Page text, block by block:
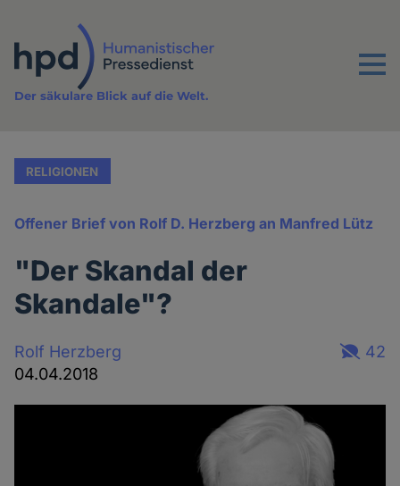
Inhalt
Menu
Der säkulare Blick auf die Welt.
RELIGIONEN
Offener Brief von Rolf D. Herzberg an Manfred Lütz
"Der Skandal der
Skandale"?
Rolf Herzberg
04.04.2018
42